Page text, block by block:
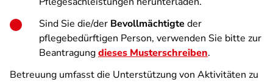
Sind Sie die/der Bevollmächtigte der
pflegebedürftigen Person, verwenden Sie bitte zur
Beantragungdieses Musterschreiben.
Betreuung umfasst die Unterstützung von Aktivitäten zu